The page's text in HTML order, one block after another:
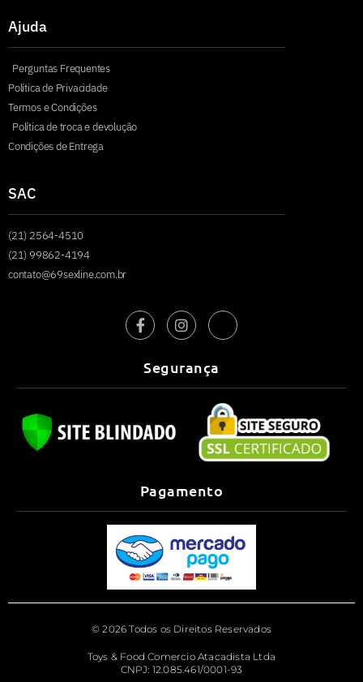
Ajuda
Perguntas Frequentes
Política de Privacidade
Termos e Condições
Política de troca e devolução
Condições de Entrega
SAC
(21) 2564-4510
(21) 99862-4194
contato@69sexline.com.br
Segurança
Pagamento
© 2026 Todos os Direitos Reservados
Toys & Food Comercio Atacadista Ltda
CNPJ: 12.085.461/0001-93